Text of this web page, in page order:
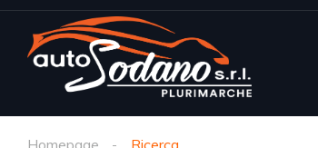
Homepage Ricerca